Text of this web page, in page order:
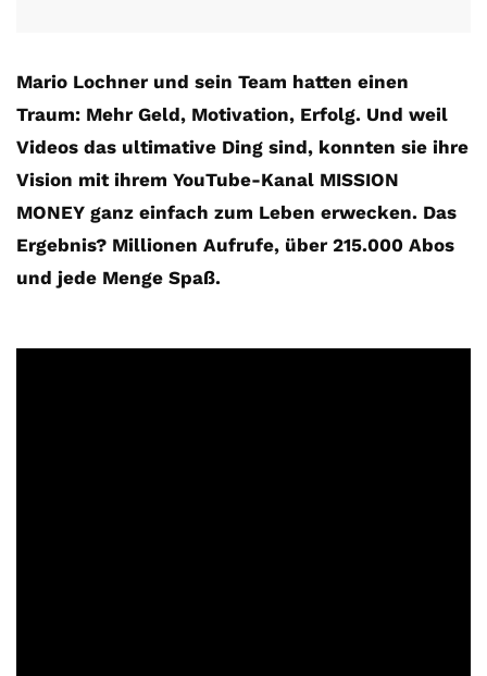
Mario Lochner und sein Team hatten einen
Traum: Mehr Geld, Motivation, Erfolg. Und weil
Videos das ultimative Ding sind, konnten sie ihre
Vision mit ihrem YouTube-Kanal MISSION
MONEY ganz einfach zum Leben erwecken. Das
Ergebnis? Millionen Aufrufe, über 215.000 Abos
und jede Menge Spaß.